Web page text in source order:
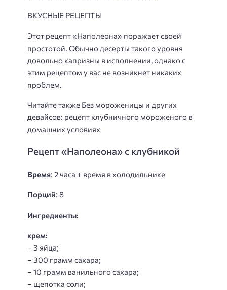
ВКУСНЫЕ РЕЦЕПТЫ
Этот рецепт «Наполеона» поражает своей
простотой. Обычно десерты такого уровня
довольно капризны в исполнении, однако с
этим рецептом у вас не возникнет никаких
проблем.
Читайте также Без мороженицы и других
девайсов: рецепт клубничного мороженого в
домашних условиях
Рецепт «Наполеона» с клубникой
Время: 2 часа + время в холодильнике
Порций: 8
Ингредиенты:
крем:
– 3 яйца;
– 300 грамм сахара;
– 10 грамм ванильного сахара;
– щепотка соли;